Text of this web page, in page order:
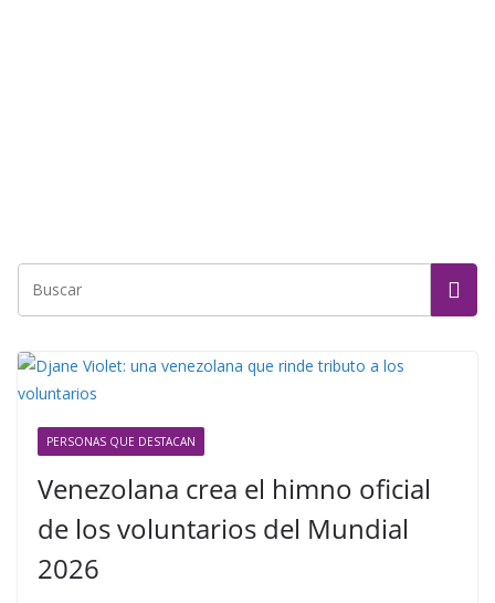
PERSONAS QUE DESTACAN
Venezolana crea el himno oficial
de los voluntarios del Mundial
2026